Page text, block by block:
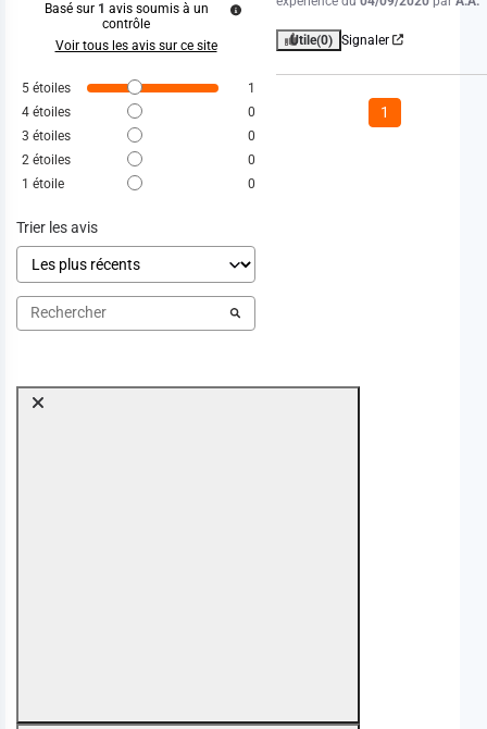
Basé sur 1 avis soumis à un
contrôle
Voir tous les avis sur ce site
5 étoiles
1
4 étoiles
0
3 étoiles
0
2 étoiles
0
1 étoile 0
Trier les avis
Utile(0) Signaler
1